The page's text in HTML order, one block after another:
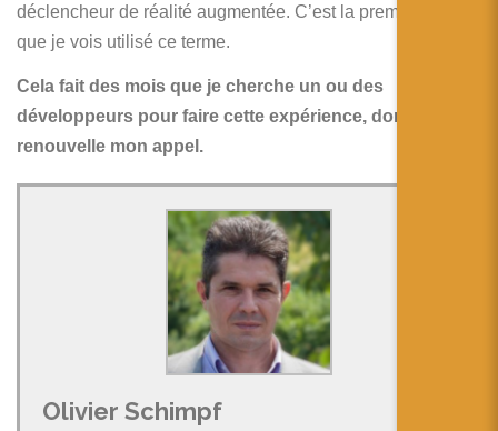
déclencheur de réalité augmentée. C’est la première fois
que je vois utilisé ce terme.
Cela fait des mois que je cherche un ou des
développeurs pour faire cette expérience, donc je
renouvelle mon appel.
Olivier Schimpf